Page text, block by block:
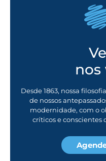
nos
Desde 1863, nossa
de nossos
modernidade, com o
críticos e conscientes